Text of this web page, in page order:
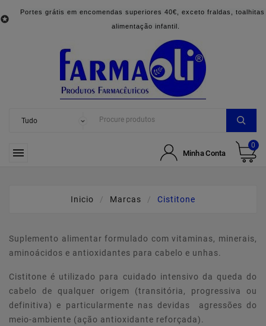

Portes grátis em encomendas superiores 40€, exceto fraldas, toalhitas
alimentação infantil.
 Minha Conta
0
Inicio Marcas Cistitone
Suplemento alimentar formulado com vitaminas, minerais,
aminoácidos e antioxidantes para cabelo e unhas.
Cistitone é utilizado para cuidado intensivo da queda do
cabelo de qualquer origem (transitória, progressiva ou
definitiva) e particularmente nas devidas agressões do
meio-ambiente (ação antioxidante reforçada).